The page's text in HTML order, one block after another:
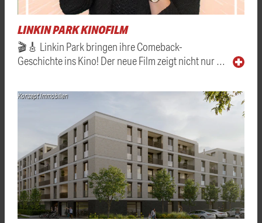
LINKIN PARK KINOFILM
🎬🎸 Linkin Park bringen ihre Comeback-
Geschichte ins Kino! Der neue Film zeigt nicht nur …
Konzept Immobilien